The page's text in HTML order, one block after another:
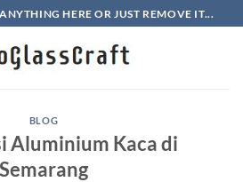
HERE OR JUST REMOVE IT...
BLOG
Aluminium Kaca di
Semarang